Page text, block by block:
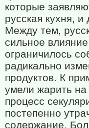
которые
русская кухня,
Между тем,
сильное
ограничилось
радикально
продуктов. К
умели жарить
процесс
постепенно
содержание.